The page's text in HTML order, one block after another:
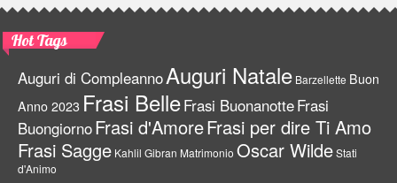
Hot Tags
Auguri di CompleannoAuguri Natale Barzellette Buon
Anno 2023 Frasi BelleFrasi BuonanotteFrasi
BuongiornoFrasi d'AmoreFrasi per dire Ti Amo
Frasi Sagge Kahlil Gibran Matrimonio Oscar WildeStati
d'Animo